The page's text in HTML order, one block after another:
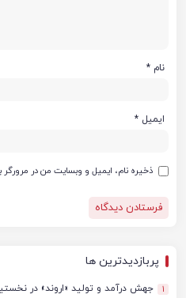
نام *
ایمیل *
ذخیره نام، ایمیل و وبسایت من در مرورگر
پربازدیدترین ها
1
جهش درآمد و تولید «اروند» در